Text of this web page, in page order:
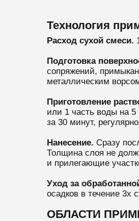
Технология
Расход сухой смеси.
Подготовка
сопряжений,
металлическим
Приготовление
или 1 часть воды на 5
за 30 минут,
Нанесение. Сразу
Толщина слоя не
и прилегающие
Уход за
осадков в течение 3х
ОБЛАСТИ